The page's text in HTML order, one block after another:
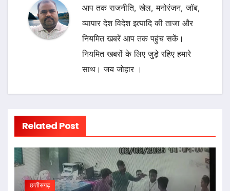
आप तक राजनीति, खेल, मनोरंजन, जॉब,
व्यापार देश विदेश इत्यादि की ताजा और
नियमित खबरें आप तक पहुंच सकें।
नियमित खबरों के लिए जुड़े रहिए हमारे
साथ। जय जोहार ।
Related Post
छत्तीसगढ़